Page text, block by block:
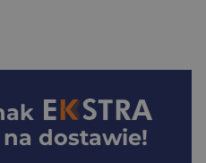
dostawie!